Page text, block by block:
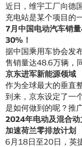
近日，维宇工厂向德
充电站是某个项目的
7月中国电动汽车销
30%！
据中国乘用车协会发
售销量达48.6万辆，
京东进军新能源领域
作为全球最大的垂直
到来，京东设定了一
是如何做到的呢？推
2024年电动及混合
加速荷兰零排放计划
6月18日至20日，英